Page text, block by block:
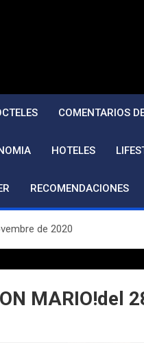
COMENTARIOS
HOTELES
RECOMENDACIONES
de 2020
MARIO!del